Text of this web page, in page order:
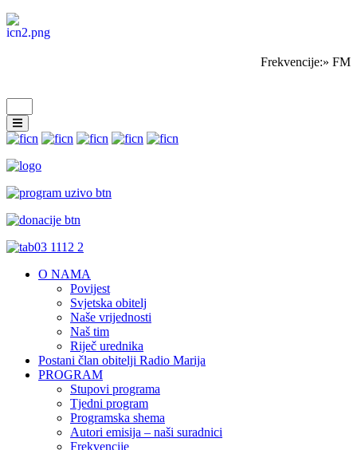
Frekvencije:» FM
O NAMA
Povijest
Svjetska obitelj
Naše vrijednosti
Naš tim
Riječ urednika
Postani član obitelji Radio Marija
PROGRAM
Stupovi programa
Tjedni program
Programska shema
Autori emisija – naši suradnici
Frekvencije